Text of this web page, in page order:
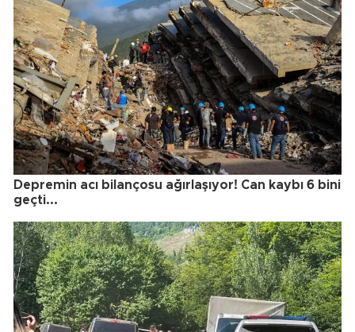
Depremin acı bilançosu ağırlaşıyor! Can kaybı 6 bini
geçti...